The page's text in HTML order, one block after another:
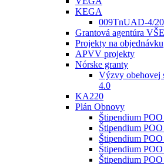
KEGA
009TnUAD-4/
Grantová agentúra
Projekty na objednávku
APVV projekty
Nórske granty
Výzvy obehovej
4.0
KA220
Plán Obnovy
Štipendium
Štipendium
Štipendium
Štipendium
Štipendium